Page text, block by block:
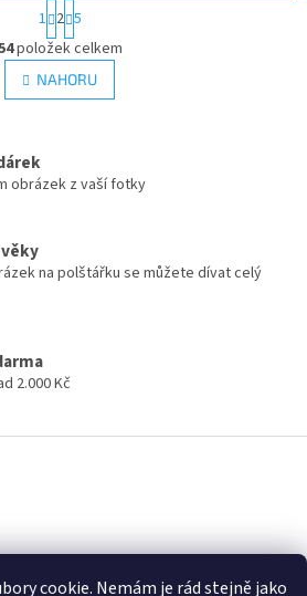
cookie. Nemám je rád stejně jako
O
v
l
á
í
k
i
s
t
r
á
n
k
n
í
1 2 5
položek celkem
NAHORU
obrázek z vaší fotky
na polštářku se můžete dívat celý
2.000 Kč